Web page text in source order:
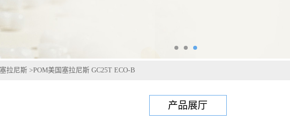
拉尼斯 >POM美国塞拉尼斯 GC25T ECO-B
产品展厅